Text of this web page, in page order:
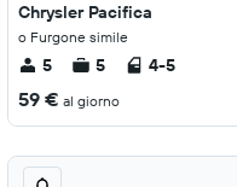
Chrysler Pacifica
o Furgone simile
5 5 4-5
59 € al giorno